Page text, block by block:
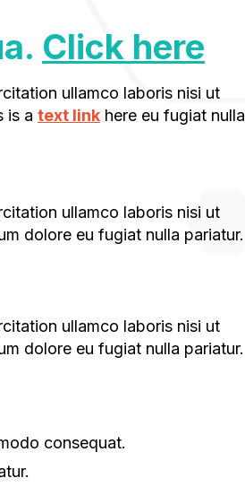
Click here
is a text link here eu fugiat nulla
dolore eu fugiat nulla pariatur.
dolore eu fugiat nulla pariatur.
consequat.